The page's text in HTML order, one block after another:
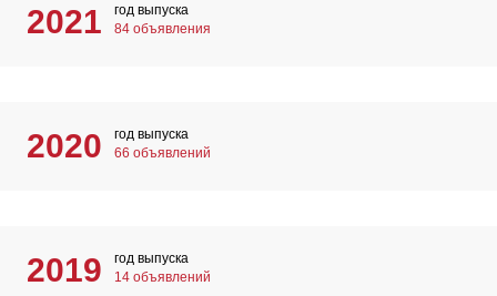
2021
год выпуска
84 объявления
2020
год выпуска
66 объявлений
2019
год выпуска
14 объявлений